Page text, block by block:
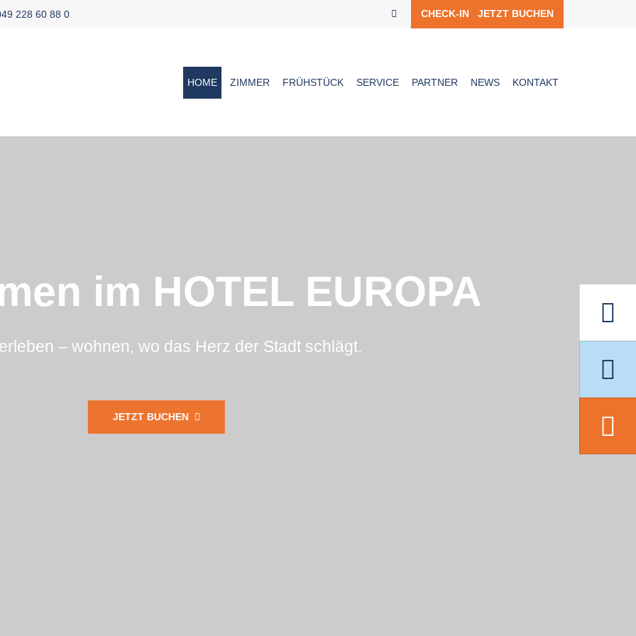
228 60 88 0 CHECK-IN JETZT BUCHEN
HOME ZIMMER FRÜHSTÜCK SERVICE PARTNER NEWS KONTAKT
im HOTEL EUROPA
– wohnen, wo das Herz der Stadt schlägt.
JETZT BUCHEN